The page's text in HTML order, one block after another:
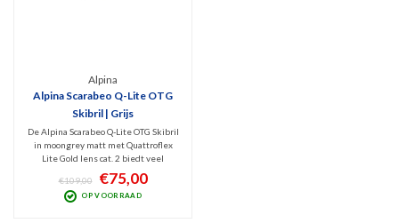
Alpina
Alpina Scarabeo Q-Lite OTG
Skibril | Grijs
De Alpina Scarabeo Q-Lite OTG Skibril
in moongrey matt met Quattroflex
Lite Gold lens cat. 2 biedt veel
comfort en geeft helder zicht in
verschillende lichtomstandigheden
op de piste. De skibril is op zijn best
€109,00 €75,00
OP VOORRAAD